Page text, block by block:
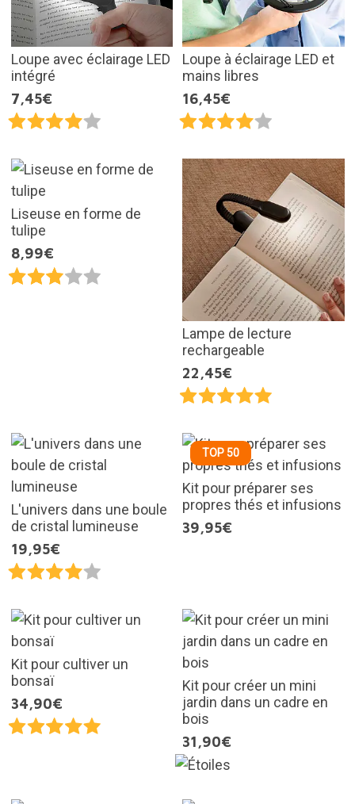
Loupe avec éclairage LED
intégré
7,45€
Loupe à éclairage LED et
mains libres
16,45€
Liseuse en forme de
tulipe
8,99€
Lampe de lecture
rechargeable
22,45€
L'univers dans une boule
de cristal lumineuse
19,95€
TOP 50
Kit pour préparer ses
propres thés et infusions
39,95€
Kit pour cultiver un
bonsaï
34,90€
Kit pour créer un mini
jardin dans un cadre en
bois
31,90€